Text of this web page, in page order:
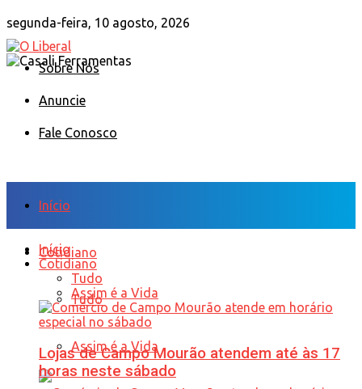
segunda-feira, 10 agosto, 2026
Sobre Nós
Anuncie
Fale Conosco
Início
Cotidiano
Tudo
Assim é a Vida
Início
Cotidiano
Tudo
Assim é a Vida
Lojas de Campo Mourão atendem até às 17
horas neste sábado